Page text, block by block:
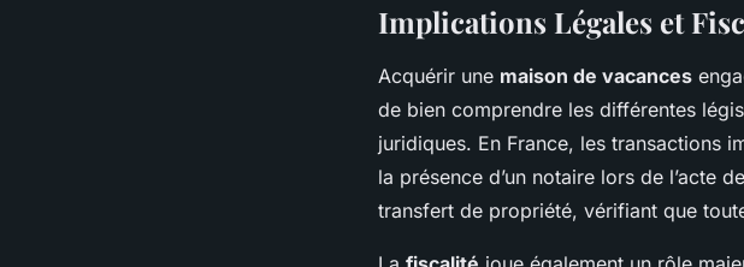
Implications Légales et
Acquérir une maison de vacances
de bien comprendre les différentes
juridiques. En France, les transactions
la présence d’un notaire lors de l’acte
transfert de propriété, vérifiant que